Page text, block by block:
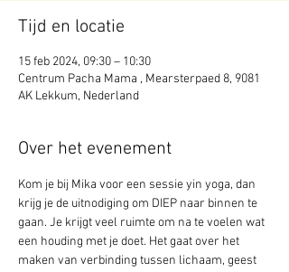
Tijd en locatie
15 feb 2024, 09:30 – 10:30
Centrum Pacha Mama , Mearsterpaed 8, 9081
AK Lekkum, Nederland
Over het evenement
Kom je bij Mika voor een sessie yin yoga, dan
krijg je de uitnodiging om DIEP naar binnen te
gaan. Je krijgt veel ruimte om na te voelen wat
een houding met je doet. Het gaat over het
maken van verbinding tussen lichaam, geest